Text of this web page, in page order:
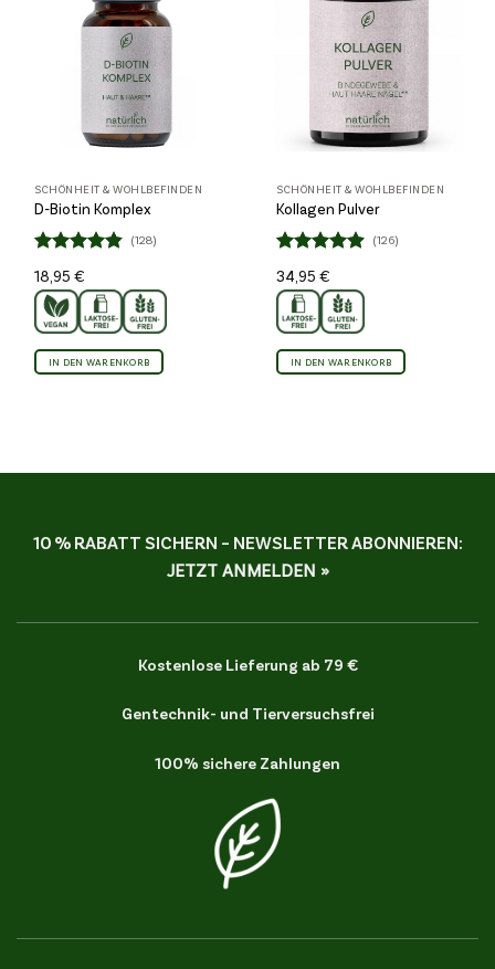
SCHÖNHEIT & WOHLBEFINDEN
D-Biotin Komplex
mit4.82
von 5
(128)
18,95€
IN DEN WARENKORB
SCHÖNHEIT & WOHLBEFINDEN
Kollagen Pulver
mit4.85
von 5
(126)
34,95€
IN DEN WARENKORB
10 % RABATT SICHERN – NEWSLETTER ABONNIEREN:
JETZT ANMELDEN »
Kostenlose Lieferung ab 79 €
Gentechnik- und Tierversuchsfrei
100% sichere Zahlungen